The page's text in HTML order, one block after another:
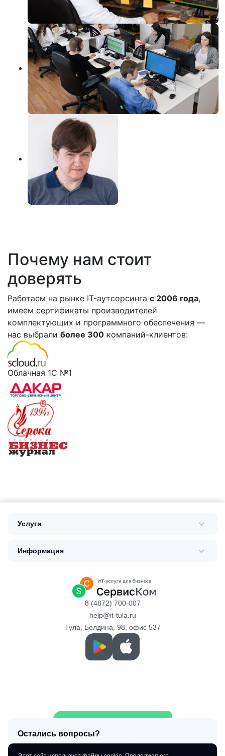
Почему нам стоит
доверять
Работаем на рынке IT-аутсорсинга с 2006 года,
имеем сертификаты производителей
комплектующих и программного обеспечения —
нас выбрали более 300 компаний-клиентов:
Облачная 1С №1
Услуги
Информация
8 (4872) 700-007
help@it-tula.ru
Тула, Болдина, 98, офис 537
Остались вопросы?
Напишите нам и мы поможем найти решение